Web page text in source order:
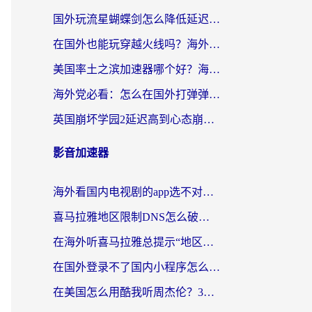
国外玩流星蝴蝶剑怎么降低延迟？海外党必看的加速秘籍（含欧洲鸣潮&彩虹岛优化攻略）
在国外也能玩穿越火线吗？海外玩家国服游戏畅玩终极指南
美国率土之滨加速器哪个好？海外党国服游戏畅玩终极指南（附多游戏解决方案）
海外党必看：怎么在国外打弹弹堂不卡？番茄加速器亲测指南
英国崩坏学园2延迟高到心态崩？海外党国服游戏加速终极指南
影音加速器
海外看国内电视剧的app选不对？这份回国加速器避坑指南帮你流畅追剧
喜马拉雅地区限制DNS怎么破？海外党听国内音乐听书的终极解决方案
在海外听喜马拉雅总提示“地区限制”？3步轻松解除+听国内音乐全攻略
在国外登录不了国内小程序怎么办？选对回国加速器，轻松解锁国内资源
在美国怎么用酷我听周杰伦？3步搞定海外听歌难题